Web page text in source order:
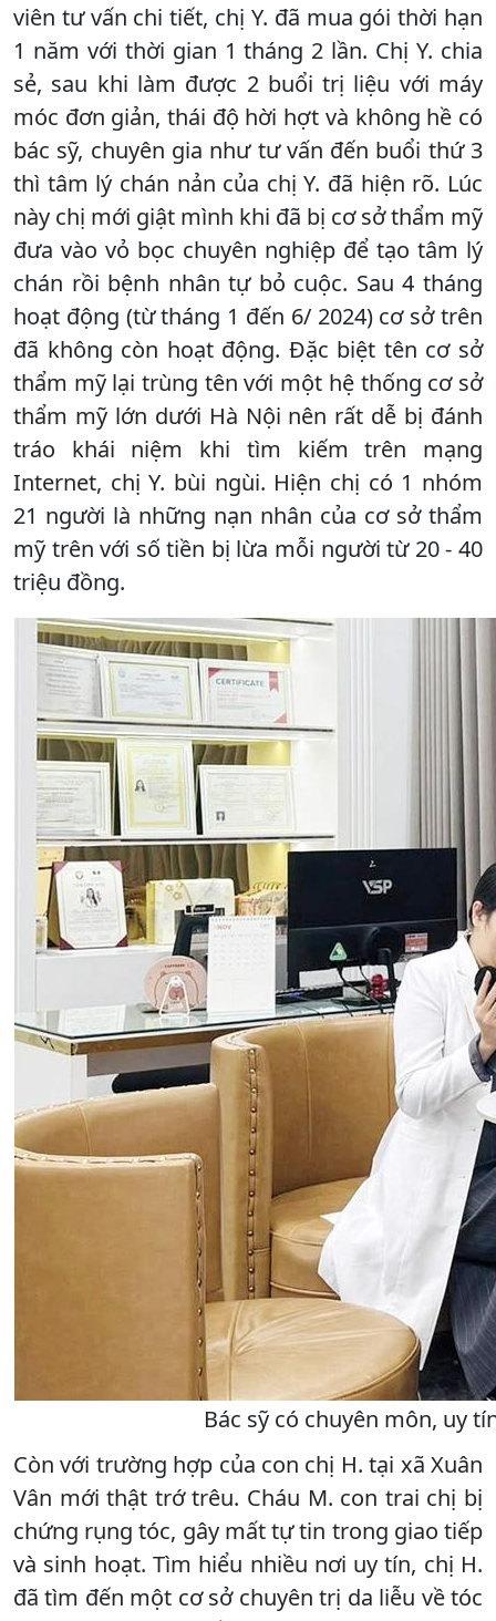
viên tư vấn chi tiết, chị Y. đã mua gói thời hạn
1 năm với thời gian 1 tháng 2 lần. Chị Y. chia
sẻ, sau khi làm được 2 buổi trị liệu với máy
móc đơn giản, thái độ hời hợt và không hề có
bác sỹ, chuyên gia như tư vấn đến buổi thứ 3
thì tâm lý chán nản của chị Y. đã hiện rõ. Lúc
này chị mới giật mình khi đã bị cơ sở thẩm mỹ
đưa vào vỏ bọc chuyên nghiệp để tạo tâm lý
chán rồi bệnh nhân tự bỏ cuộc. Sau 4 tháng
hoạt động (từ tháng 1 đến 6/ 2024) cơ sở trên
đã không còn hoạt động. Đặc biệt tên cơ sở
thẩm mỹ lại trùng tên với một hệ thống cơ sở
thẩm mỹ lớn dưới Hà Nội nên rất dễ bị đánh
tráo khái niệm khi tìm kiếm trên mạng
Internet, chị Y. bùi ngùi. Hiện chị có 1 nhóm
21 người là những nạn nhân của cơ sở thẩm
mỹ trên với số tiền bị lừa mỗi người từ 20 - 40
triệu đồng.
Bác sỹ có chuyên môn, uy
Còn với trường hợp của con chị H. tại xã Xuân
Vân mới thật trớ trêu. Cháu M. con trai chị bị
chứng rụng tóc, gây mất tự tin trong giao tiếp
và sinh hoạt. Tìm hiểu nhiều nơi uy tín, chị H.
đã tìm đến một cơ sở chuyên trị da liễu về tóc